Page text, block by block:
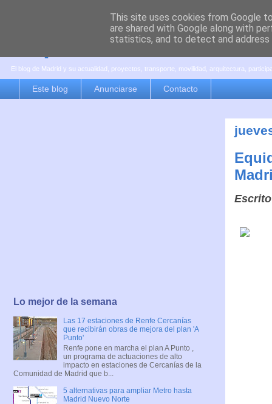
es por madrid
El blog de Madrid y su actualidad, proyectos, transporte, movilidad, arquitectura,
Este blog Anunciarse Contacto
Lo mejor de la semana
Las 17 estaciones de Renfe Cercanías
que recibirán obras de mejora del plan 'A
Punto'
Renfe pone en marcha el plan A Punto ,
un programa de actuaciones de alto
impacto en estaciones de Cercanías de la
Comunidad de Madrid que b...
5 alternativas para ampliar Metro hasta
Madrid Nuevo Norte
This site uses cookies from Google
are shared with Google along with
statistics, and to detect and address